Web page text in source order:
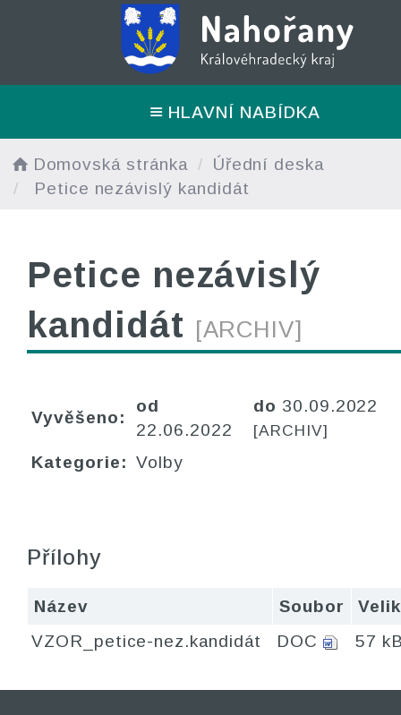
HLAVNÍ NABÍDKA
Domovská stránka
Úřední deska
Petice nezávislý kandidát
Petice nezávislý
kandidát [ARCHIV]
Vyvěšeno:
od
22.06.2022
do 30.09.2022
[ARCHIV]
Kategorie: Volby
Přílohy
Název Soubor
VZOR_petice-nez.kandidát
DOC 57